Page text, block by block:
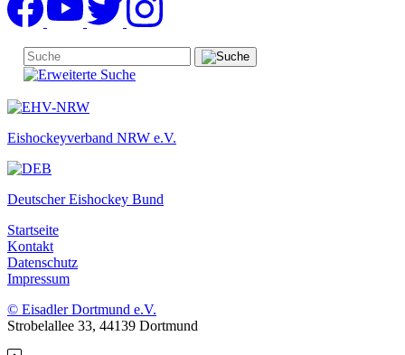
Eishockeyverband NRW e.V.
Deutscher Eishockey Bund
Startseite
Kontakt
Datenschutz
Impressum
© Eisadler Dortmund e.V.
Strobelallee 33, 44139 Dortmund